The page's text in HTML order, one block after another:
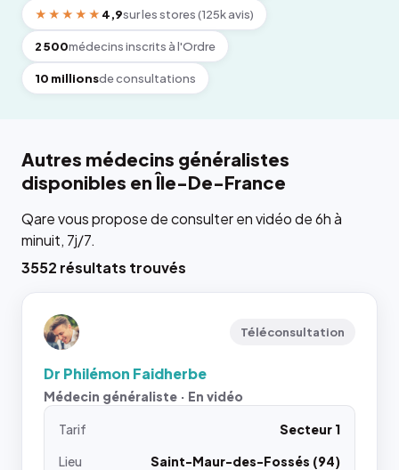
★★★★★ 4,9sur les stores (125k avis)
2 500médecins inscrits à l'Ordre
10 millionsde consultations
Autres médecins généralistes
disponibles en Île-De-France
Qare vous propose de consulter en vidéo de 6h à
minuit, 7j/7.
3552 résultats trouvés
Téléconsultation
Dr Philémon Faidherbe
Médecin généraliste · En vidéo
Tarif
Secteur 1
Lieu
Saint-Maur-des-Fossés (94)